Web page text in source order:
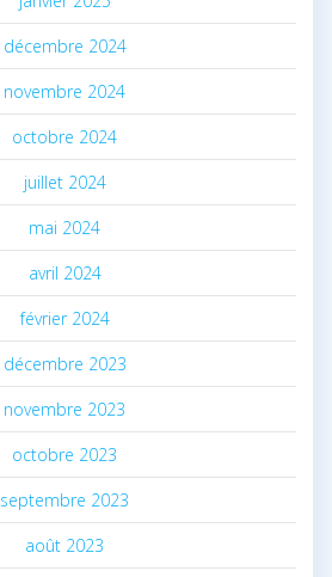
décembre 2024
novembre 2024
octobre 2024
juillet 2024
mai 2024
avril 2024
février 2024
décembre 2023
novembre 2023
octobre 2023
septembre 2023
août 2023